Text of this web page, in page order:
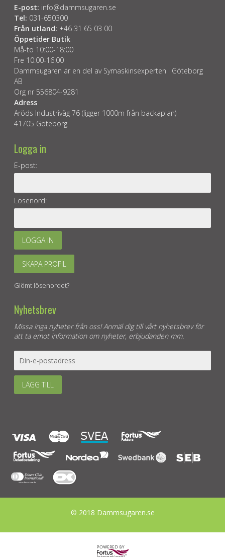
E-post: info@dammsugaren.se
Tel: 031-650300
Från utland: +46 31 65 03 00
Öppetider Butik
Må-to 10:00-18:00
Fre 10:00-16:00
Dammsugaren är en del av Symaskinsexperten i Göteborg
AB
Org nr 556804-9281
Adress
Aröds Industriväg 76 (ligger 1000m från backaplan)
41705 Göteborg
Logga in
E-post:
Lösenord:
LOGGA IN
SKAPA PROFIL
Glömt lösenordet?
Nyhetsbrev
Missa inga nyheter från oss! Anmäl dig till vårt nyhetsbrev för
att ta emot information om nyheter, erbjudanden mm.
LÄGG TILL
© 2018 Dammsugaren.se